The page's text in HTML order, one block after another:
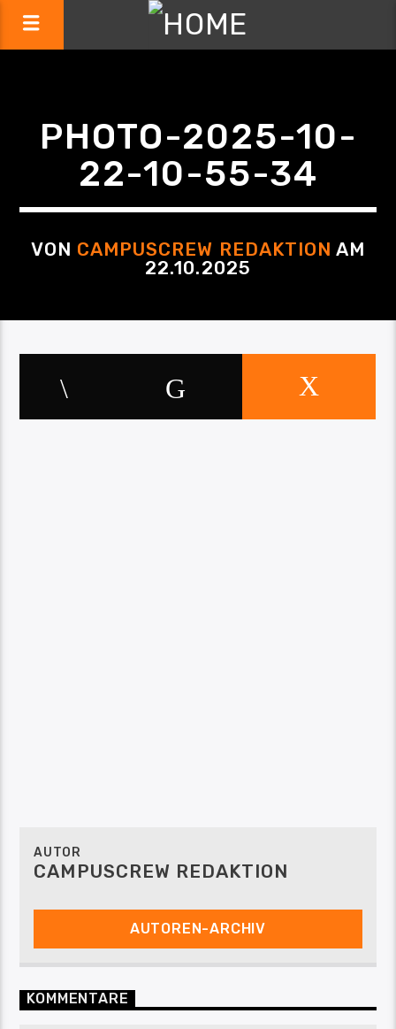
PHOTO-2025-10-
22-10-55-34
VON CAMPUSCREW REDAKTION AM
22.10.2025
AUTOR
CAMPUSCREW REDAKTION
AUTOREN-ARCHIV
KOMMENTARE